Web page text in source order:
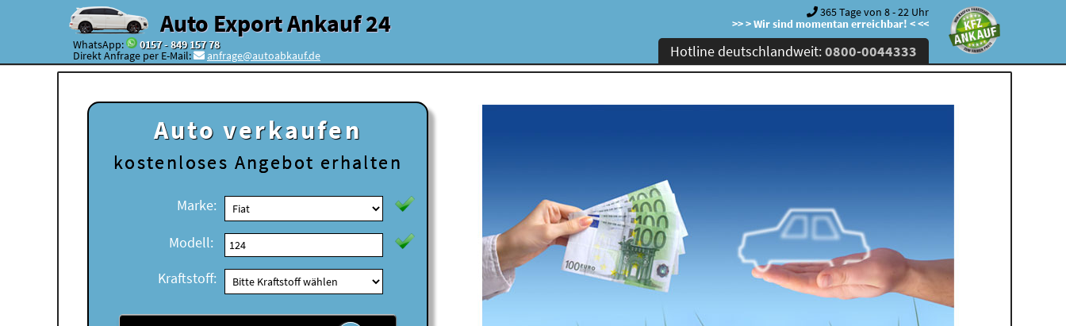
Auto Export Ankauf 24
WhatsApp: 0157 - 849 157 78
Direkt Anfrage per E-Mail: anfrage@autoabkauf.de
365 Tage von 8 - 22 Uhr
>> > Wir sind momentan erreichbar! < <<
Hotline deutschlandweit:0800-0044333
Auto verkaufen
kostenloses Angebot erhalten
Marke:
Modell:
Kraftstoff: